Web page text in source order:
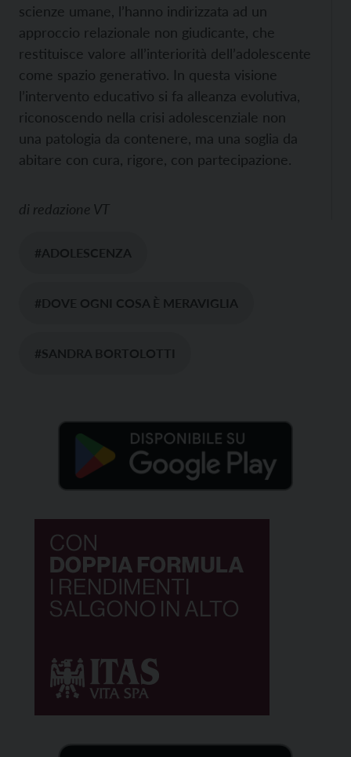
scienze umane, l’hanno indirizzata ad un
approccio relazionale non giudicante, che
restituisce valore all’interiorità dell’adolescente
come spazio generativo. In questa visione
l’intervento educativo si fa alleanza evolutiva,
riconoscendo nella crisi adolescenziale non
una patologia da contenere, ma una soglia da
abitare con cura, rigore, con partecipazione.
di redazione VT
#ADOLESCENZA
#DOVE OGNI COSA È MERAVIGLIA
#SANDRA BORTOLOTTI